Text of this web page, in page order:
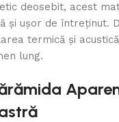
deosebit, acest
și ușor de întreținut.
termică și
lung.